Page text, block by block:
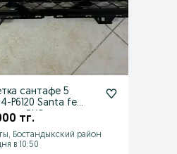
сантафе 5
P6120 Santa fe
ДХО
тг.
Бостандыкский район
в 10:50